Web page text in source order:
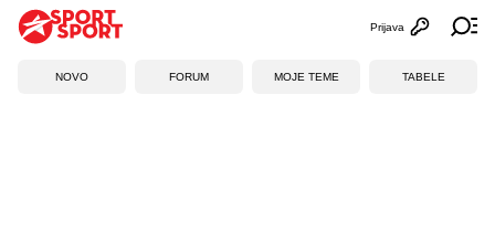
Otvori
Prijava
NOVO FORUM MOJE TEME TABELE